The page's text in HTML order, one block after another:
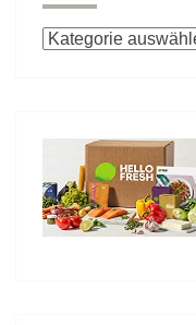
Kategorien